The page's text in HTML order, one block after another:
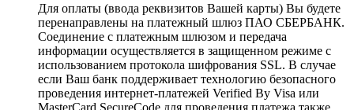
Для оплаты (ввода реквизитов Вашей карты) Вы будете
перенаправлены на платежный шлюз ПАО СБЕРБАНК.
Соединение с платежным шлюзом и передача
информации осуществляется в защищенном режиме с
использованием протокола шифрования SSL. В случае
если Ваш банк поддерживает технологию безопасного
проведения интернет-платежей Verified By Visa или
MasterCard SecureCode для проведения платежа также